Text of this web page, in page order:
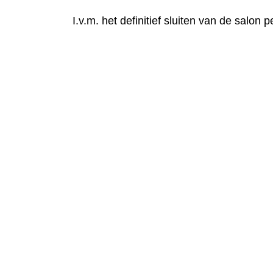
I.v.m. het definitief sluiten van de salon